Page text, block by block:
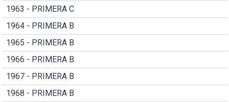
1963 - PRIMERA C
1964 - PRIMERA B
1965 - PRIMERA B
1966 - PRIMERA B
1967 - PRIMERA B
1968 - PRIMERA B